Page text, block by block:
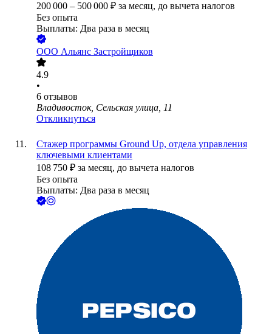
200 000 – 500 000 ₽ за месяц, до вычета налогов
Без опыта
Выплаты: Два раза в месяц
ООО Альянс Застройщиков
4.9
•
6 отзывов
Владивосток, Сельская улица, 11
Откликнуться
Стажер программы Ground Up, отдела управления
ключевыми клиентами
108 750 ₽ за месяц, до вычета налогов
Без опыта
Выплаты: Два раза в месяц